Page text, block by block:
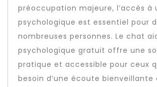
préoccupation majeure, l’accès à
psychologique est essentiel pour
nombreuses personnes. Le chat
psychologique gratuit offre une
pratique et accessible pour ceux
besoin d’une écoute bienveillante